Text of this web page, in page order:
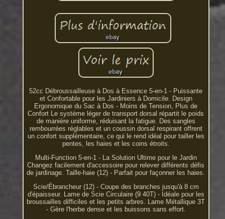
52cc Débroussailleuse à Dos à Essence 5-en-1 - Puissante
et Confortable pour les Jardiniers à Domicile. Design
Ergonomique du Sac à Dos - Moins de Tension, Plus de
Confort Le système léger de transport dorsal répartit le poids
de manière uniforme, réduisant la fatigue. Des sangles
rembourrées réglables et un coussin dorsal respirant offrent
un confort supplémentaire, ce qui le rend idéal pour tailler les
pentes, les haies et les coins étroits.
Multi-Function 5-en-1 - La Solution Ultime pour le Jardin
Changez facilement d'accessoire pour relever différents défis
de jardinage. Taille-haie (12) - Parfait pour façonner les haies.
Scie/Ébrancheur (12) - Coupe des branches jusqu'à 8 cm
d'épaisseur. Lame de Scie Circulaire (9 40T) - Idéale pour les
broussailles difficiles et les petits arbres. Lame Métallique 3T
- Gère l'herbe dense et les buissons sans effort.